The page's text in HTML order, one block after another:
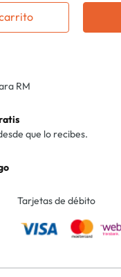
RM
que lo recibes.
Tarjetas de débito